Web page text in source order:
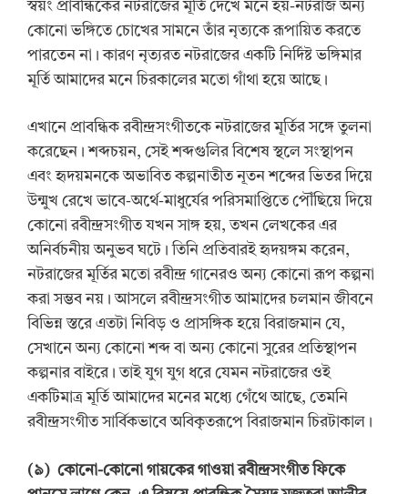
স্বয়ং প্রাবন্ধিকের নটরাজের মূর্তি দেখে মনে হয়-নটরাজ অন্য
কোনো ভঙ্গিতে চোখের সামনে তাঁর নৃত্যকে রূপায়িত করতে
পারতেন না। কারণ নৃত্যরত নটরাজের একটি নির্দিষ্ট ভঙ্গিমার
মূর্তি আমাদের মনে চিরকালের মতো গাঁথা হয়ে আছে।
এখানে প্রাবন্ধিক রবীন্দ্রসংগীতকে নটরাজের মূর্তির সঙ্গে তুলনা
করেছেন। শব্দচয়ন, সেই শব্দগুলির বিশেষ স্থলে সংস্থাপন
এবং হৃদয়মনকে অভাবিত কল্পনাতীত নূতন শব্দের ভিতর দিয়ে
উন্মুখ রেখে ভাবে-অর্থে-মাধুর্যের পরিসমাপ্তিতে পৌঁছিয়ে দিয়ে
কোনো রবীন্দ্রসংগীত যখন সাঙ্গ হয়, তখন লেখকের এর
অনির্বচনীয় অনুভব ঘটে। তিনি প্রতিবারই হৃদয়ঙ্গম করেন,
নটরাজের মূর্তির মতো রবীন্দ্র গানেরও অন্য কোনো রূপ কল্পনা
করা সম্ভব নয়। আসলে রবীন্দ্রসংগীত আমাদের চলমান জীবনে
বিভিন্ন স্তরে এতটা নিবিড় ও প্রাসঙ্গিক হয়ে বিরাজমান যে,
সেখানে অন্য কোনো শব্দ বা অন্য কোনো সুরের প্রতিস্থাপন
কল্পনার বাইরে। তাই যুগ যুগ ধরে যেমন নটরাজের ওই
একটিমাত্র মূর্তি আমাদের মনের মধ্যে গেঁথে আছে, তেমনি
রবীন্দ্রসংগীত সার্বিকভাবে অবিকৃতরূপে বিরাজমান চিরটাকাল।
(৯) কোনো-কোনো গায়কের গাওয়া রবীন্দ্রসংগীত ফিকে